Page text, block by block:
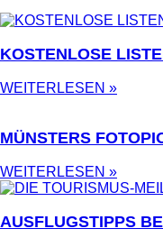
KOSTENLOSE
WEITERLESEN »
MÜNSTERS
WEITERLESEN »
AUSFLUGSTIPPS